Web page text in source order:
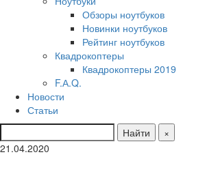
Обзоры ноутбуков
Новинки ноутбуков
Рейтинг ноутбуков
Квадрокоптеры
Квадрокоптеры 2019
F.А.Q.
Новости
Статьи
Найти
×
21.04.2020